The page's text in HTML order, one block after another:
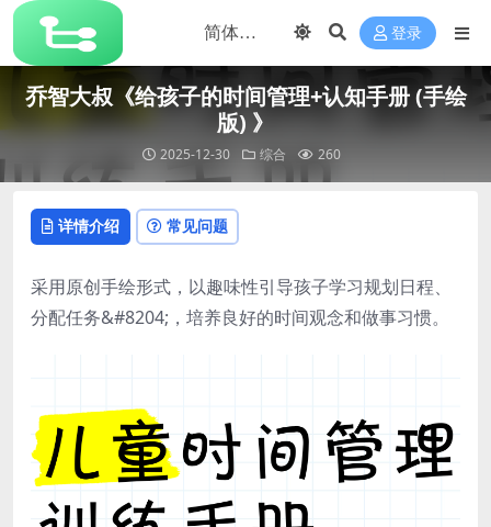
登录
乔智大叔《给孩子的时间管理+认知手册 (手绘
版) 》
2025-12-30 综合 260
详情介绍 常见问题
采用原创手绘形式，以趣味性引导孩子学习规划日程、
分配任务&#8204;，培养良好的时间观念和做事习惯。